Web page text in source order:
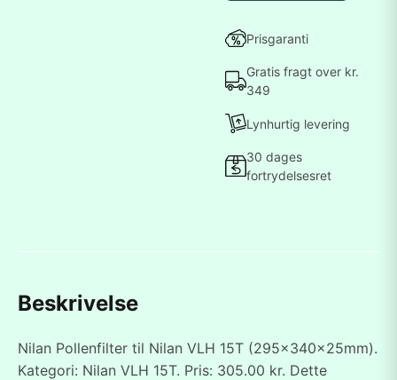
Prisgaranti
Gratis fragt over kr.
349
Lynhurtig levering
30 dages
fortrydelsesret
Beskrivelse
Nilan Pollenfilter til Nilan VLH 15T (295x340x25mm).
Kategori: Nilan VLH 15T. Pris: 305.00 kr. Dette